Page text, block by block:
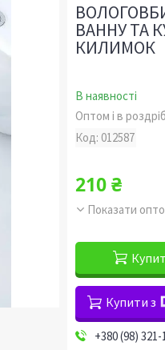
ВАННУ ТА
КИЛИМОК
В наявності
Оптом і в роздріб
Код: 012587
210 ₴
Показати
Купити з
+380 (98)